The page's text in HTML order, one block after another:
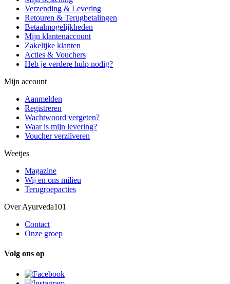
Verzending & Levering
Retouren & Terugbetalingen
Betaalmogelijkheden
Mijn klantenaccount
Zakelijke klanten
Acties & Vouchers
Heb je verdere hulp nodig?
Mijn account
Aanmelden
Registreren
Wachtwoord vergeten?
Waar is mijn levering?
Voucher verzilveren
Weetjes
Magazine
Wij en ons milieu
Terugroepacties
Over Ayurveda101
Contact
Onze groep
Volg ons op